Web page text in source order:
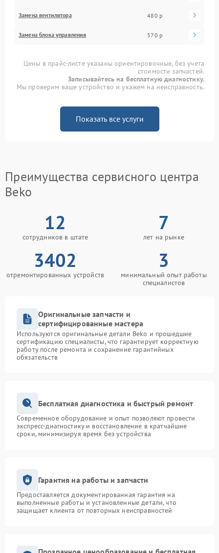
Замена вентилятора 480 р
Замена блока управления 570 р
Цены в прайс-листе указаны ориентировочные, без учета
стоимости запчастей.
Записывайтесь на бесплатную диагностику.
Мы проверим ваше устройство и укажем на неисправность.
Показать все услуги
Преимущества сервисного центра
Beko
12
сотрудников в штате
7
лет на рынке
3402
отремонтированных устройств
3
минимальный опыт работы
специалистов
Оригинальные запчасти и
сертифицированные мастера
Используются оригинальные детали Beko и прошедшие
сертификацию специалисты, что гарантирует корректную
работу после ремонта и сохранение гарантийных
обязательств
Бесплатная диагностика и быстрый ремонт
Современное оборудование и опыт позволяют провести
экспресс-диагностику и восстановление в кратчайшие
сроки, минимизируя время без устройства
Гарантия на работы и запчасти
Предоставляется документированная гарантия на
выполненные работы и установленные детали, что
защищает клиента от повторных неисправностей